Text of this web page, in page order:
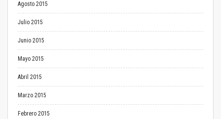
Agosto 2015
Julio 2015
Junio 2015
Mayo 2015
Abril 2015
Marzo 2015
Febrero 2015